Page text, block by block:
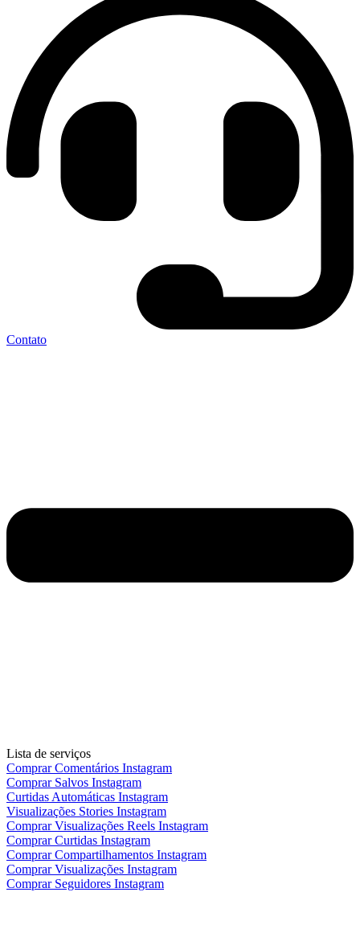
Contato
Lista de serviços
Comprar Comentários Instagram
Comprar Salvos Instagram
Curtidas Automáticas Instagram
Visualizações Stories Instagram
Comprar Visualizações Reels Instagram
Comprar Curtidas Instagram
Comprar Compartilhamentos Instagram
Comprar Visualizações Instagram
Comprar Seguidores Instagram